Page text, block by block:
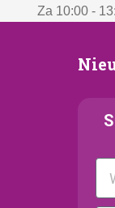
Za 10:00 -